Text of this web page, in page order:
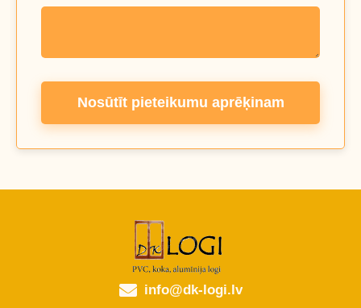
Nosūtīt pieteikumu aprēķinam
info@dk-logi.lv